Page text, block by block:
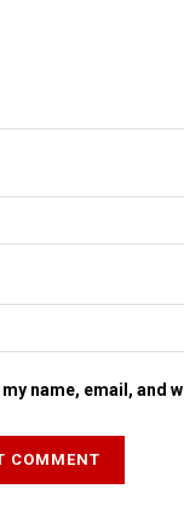
my name, email, and